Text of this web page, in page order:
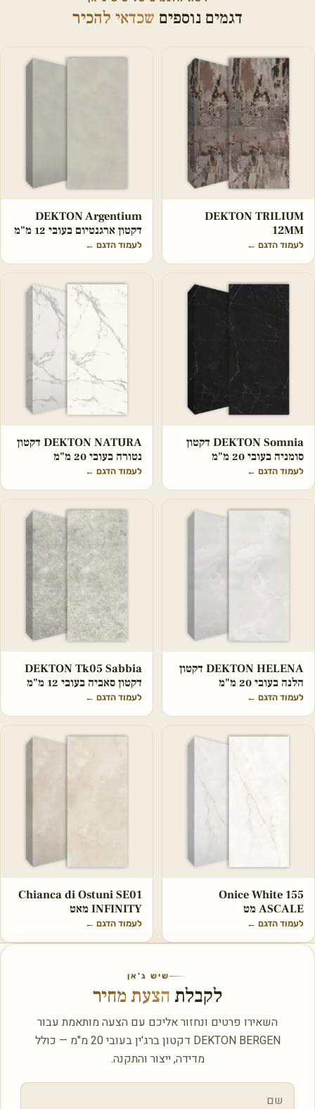
דגמים נוספים שכדאי להכיר
DEKTON TRILIUM
12MM
לעמוד הדגם ←
DEKTON Argentium
דקטון ארגנטיום בעובי 12 מ"מ
לעמוד הדגם ←
DEKTON Somnia דקטון
סומניה בעובי 20 מ"מ
לעמוד הדגם ←
DEKTON NATURA דקטון
נטורה בעובי 20 מ"מ
לעמוד הדגם ←
DEKTON HELENA דקטון
הלנה בעובי 20 מ"מ
לעמוד הדגם ←
DEKTON Tk05 Sabbia
דקטון סאביה בעובי 12 מ"מ
לעמוד הדגם ←
Onice White 155
ASCALE מט
לעמוד הדגם ←
Chianca di Ostuni SE01
INFINITY מאט
לעמוד הדגם ←
שיש ג'אן
לקבלת הצעת מחיר
השאירו פרטים ונחזור אליכם עם הצעה מותאמת עבור
DEKTON BERGEN דקטון ברג'ין בעובי 20 מ"מ — כולל
מדידה, ייצור והתקנה.